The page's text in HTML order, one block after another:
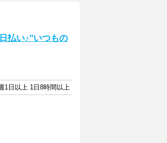
払い♪"いつもの
1日以上 1日8時間以上